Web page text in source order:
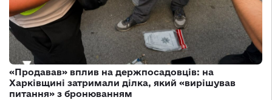
«Продавав» вплив на держпосадовців: на
Харківщині затримали ділка, який «вирішував
питання» з бронюванням